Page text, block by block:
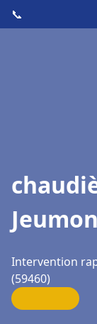
📞
Intervention
(59460)